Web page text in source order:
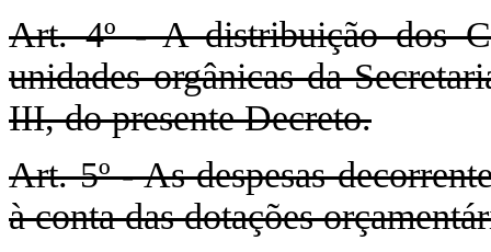
Art. 4º - A distribuição dos
unidades orgânicas da
III, do presente Decreto.
Art. 5º - As despesas
à conta das dotações